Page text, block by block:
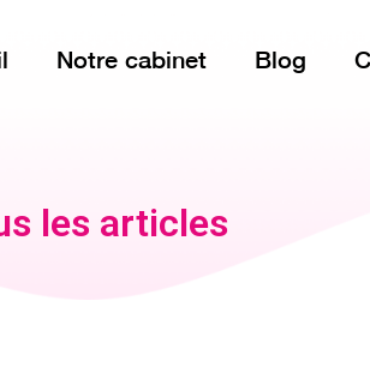
Notre cabinet Blog
les articles